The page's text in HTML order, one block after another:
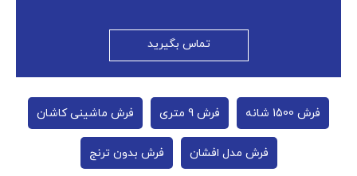
تماس بگیرید
فرش 1500 شانه فرش 9 متری فرش ماشینی کاشان
فرش مدل افشان فرش بدون ترنج